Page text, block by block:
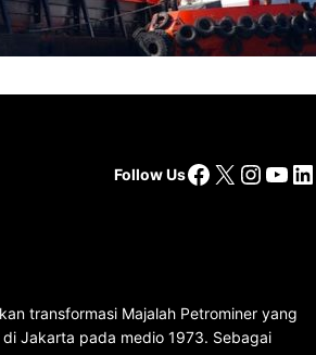
Follow UsFacebook
X
transformasi Majalah Petrominer yang
Jakarta pada medio 1973. Sebagai